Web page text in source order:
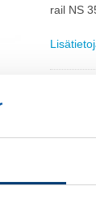
rail NS